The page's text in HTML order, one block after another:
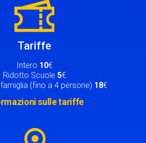
Tariffe
Intero 10€
Ridotto Scuole 5€
(fino a 4 persone) 18€
sulle tariffe